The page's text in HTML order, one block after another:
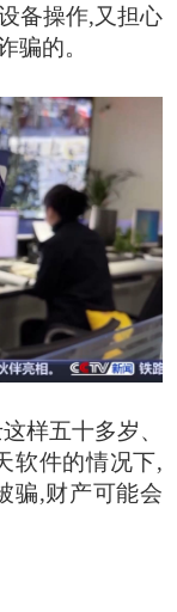
备操作,又担心
骗的。
样五十多岁、
软件的情况下,
骗,财产可能会